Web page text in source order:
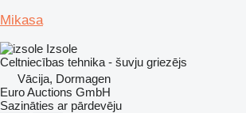
Mikasa
Izsole
Celtniecības tehnika - šuvju griezējs
Vācija, Dormagen
Euro Auctions GmbH
Sazināties ar pārdevēju